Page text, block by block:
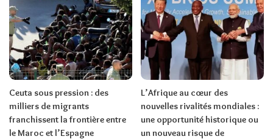
Ceuta sous pression : des
milliers de migrants
franchissent la frontière entre
le Maroc et l’Espagne
L’Afrique au cœur des
nouvelles rivalités mondiales :
une opportunité historique ou
un nouveau risque de